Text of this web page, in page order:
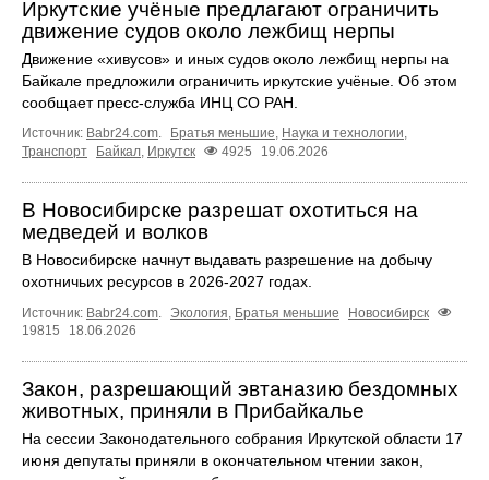
Иркутские учёные предлагают ограничить
движение судов около лежбищ нерпы
Движение «хивусов» и иных судов около лежбищ нерпы на
Байкале предложили ограничить иркутские учёные. Об этом
сообщает пресс‑служба ИНЦ СО РАН.
Источник: Babr24.com. Братья меньшие, Наука и технологии,
Транспорт
Байкал, Иркутск 4925 19.06.2026
В Новосибирске разрешат охотиться на
медведей и волков
В Новосибирске начнут выдавать разрешение на добычу
охотничьих ресурсов в 2026-2027 годах.
Источник: Babr24.com. Экология, Братья меньшие
Новосибирск
19815
18.06.2026
Закон, разрешающий эвтаназию бездомных
животных, приняли в Прибайкалье
На сессии Законодательного собрания Иркутской области 17
июня депутаты приняли в окончательном чтении закон,